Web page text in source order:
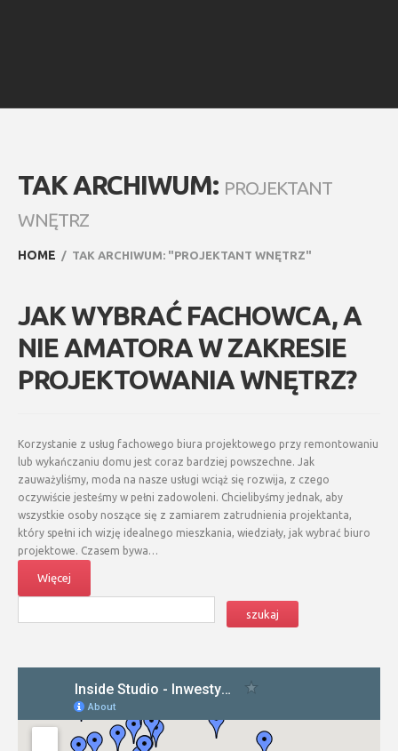
TAK ARCHIWUM: PROJEKTANT
WNĘTRZ
HOME TAK ARCHIWUM: "PROJEKTANT WNĘTRZ"
JAK WYBRAĆ FACHOWCA, A
NIE AMATORA W ZAKRESIE
PROJEKTOWANIA WNĘTRZ?
Korzystanie z usług fachowego biura projektowego przy remontowaniu
lub wykańczaniu domu jest coraz bardziej powszechne. Jak
zauważyliśmy, moda na nasze usługi wciąż się rozwija, z czego
oczywiście jesteśmy w pełni zadowoleni. Chcielibyśmy jednak, aby
wszystkie osoby noszące się z zamiarem zatrudnienia projektanta,
który spełni ich wizję idealnego mieszkania, wiedziały, jak wybrać biuro
projektowe. Czasem bywa…
Więcej